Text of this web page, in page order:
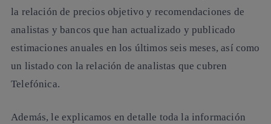
la relación de precios objetivo y recomendaciones de
analistas y bancos que han actualizado y publicado
estimaciones anuales en los últimos seis meses, así como
un listado con la relación de analistas que cubren
Telefónica.
Además, le explicamos en detalle toda la información